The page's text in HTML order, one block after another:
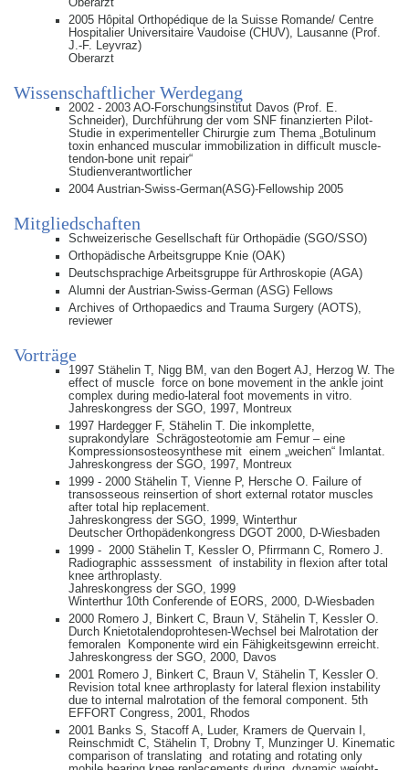
2005 Hôpital Orthopédique de la Suisse Romande/ Centre
Hospitalier Universitaire Vaudoise (CHUV), Lausanne (Prof.
J.-F. Leyvraz)
Oberarzt
Wissenschaftlicher Werdegang
2002 - 2003 AO-Forschungsinstitut Davos (Prof. E.
Schneider), Durchführung der vom SNF finanzierten Pilot-
Studie in experimenteller Chirurgie zum Thema „Botulinum
toxin enhanced muscular immobilization in difficult muscle-
tendon-bone unit repair“
Studienverantwortlicher
2004 Austrian-Swiss-German(ASG)-Fellowship 2005
Mitgliedschaften
Schweizerische Gesellschaft für Orthopädie (SGO/SSO)
Orthopädische Arbeitsgruppe Knie (OAK)
Deutschsprachige Arbeitsgruppe für Arthroskopie (AGA)
Alumni der Austrian-Swiss-German (ASG) Fellows
Archives of Orthopaedics and Trauma Surgery (AOTS),
reviewer
Vorträge
1997 Stähelin T, Nigg BM, van den Bogert AJ, Herzog W. The
effect of muscle force on bone movement in the ankle joint
complex during medio-lateral foot movements in vitro.
Jahreskongress der SGO, 1997, Montreux
1997 Hardegger F, Stähelin T. Die inkomplette,
suprakondylare Schrägosteotomie am Femur – eine
Kompressionsosteosynthese mit einem „weichen“ Imlantat.
Jahreskongress der SGO, 1997, Montreux
1999 - 2000 Stähelin T, Vienne P, Hersche O. Failure of
transosseous reinsertion of short external rotator muscles
after total hip replacement.
Jahreskongress der SGO, 1999, Winterthur
Deutscher Orthopädenkongress DGOT 2000, D-Wiesbaden
1999 - 2000 Stähelin T, Kessler O, Pfirrmann C, Romero J.
Radiographic asssessment of instability in flexion after total
knee arthroplasty.
Jahreskongress der SGO, 1999
Winterthur 10th Conferende of EORS, 2000, D-Wiesbaden
2000 Romero J, Binkert C, Braun V, Stähelin T, Kessler O.
Durch Knietotalendoprohtesen-Wechsel bei Malrotation der
femoralen Komponente wird ein Fähigkeitsgewinn erreicht.
Jahreskongress der SGO, 2000, Davos
2001 Romero J, Binkert C, Braun V, Stähelin T, Kessler O.
Revision total knee arthroplasty for lateral flexion instability
due to internal malrotation of the femoral component. 5th
EFFORT Congress, 2001, Rhodos
2001 Banks S, Stacoff A, Luder, Kramers de Quervain I,
Reinschmidt C, Stähelin T, Drobny T, Munzinger U. Kinematic
comparison of translating and rotating and rotating only